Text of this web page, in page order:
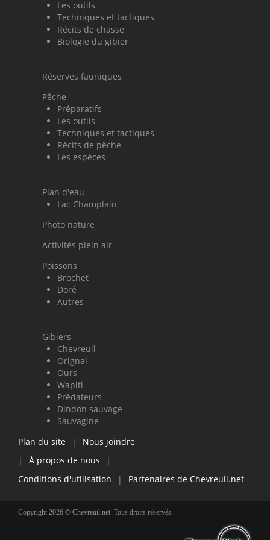
Les outils
Techniques et tactiques
Récits de chasse
Biologie du gibier
Réserves fauniques
Pêche
Préparatifs
Les outils
Techniques et tactiques
Récits de pêche
Les espèces
Plan d'eau
Lac Champlain
Photo nature
Activités plein air
Poissons
Brochet
Doré
Autres
Gibiers
Chevreuil
Orignal
Ours
Wapiti
Prédateurs
Dindon sauvage
Sauvagine
Plan du site
|
Nous joindre
|
À propos de nous
|
Conditions d'utilisation
| Partenaires de Chevreuil.net
Copyright 2026 © Chevreuil.net. Tous droits réservés.